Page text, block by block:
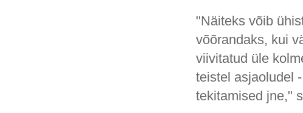
"Näiteks võib
võõrandaks, kui
viivitatud üle
teistel asjaoludel
tekitamised jne,"